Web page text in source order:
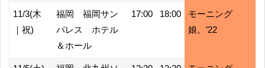
11/3(木
｜祝)
福岡 福岡サン
パレス ホテル
＆ホール
17:00 18:00
モーニング
娘。’22